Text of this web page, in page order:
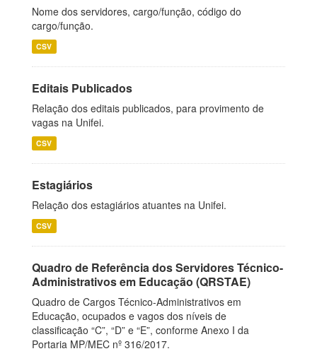
Nome dos servidores, cargo/função, código do
cargo/função.
CSV
Editais Publicados
Relação dos editais publicados, para provimento de
vagas na Unifei.
CSV
Estagiários
Relação dos estagiários atuantes na Unifei.
CSV
Quadro de Referência dos Servidores Técnico-
Administrativos em Educação (QRSTAE)
Quadro de Cargos Técnico-Administrativos em
Educação, ocupados e vagos dos níveis de
classificação “C”, “D” e “E”, conforme Anexo I da
Portaria MP/MEC nº 316/2017.